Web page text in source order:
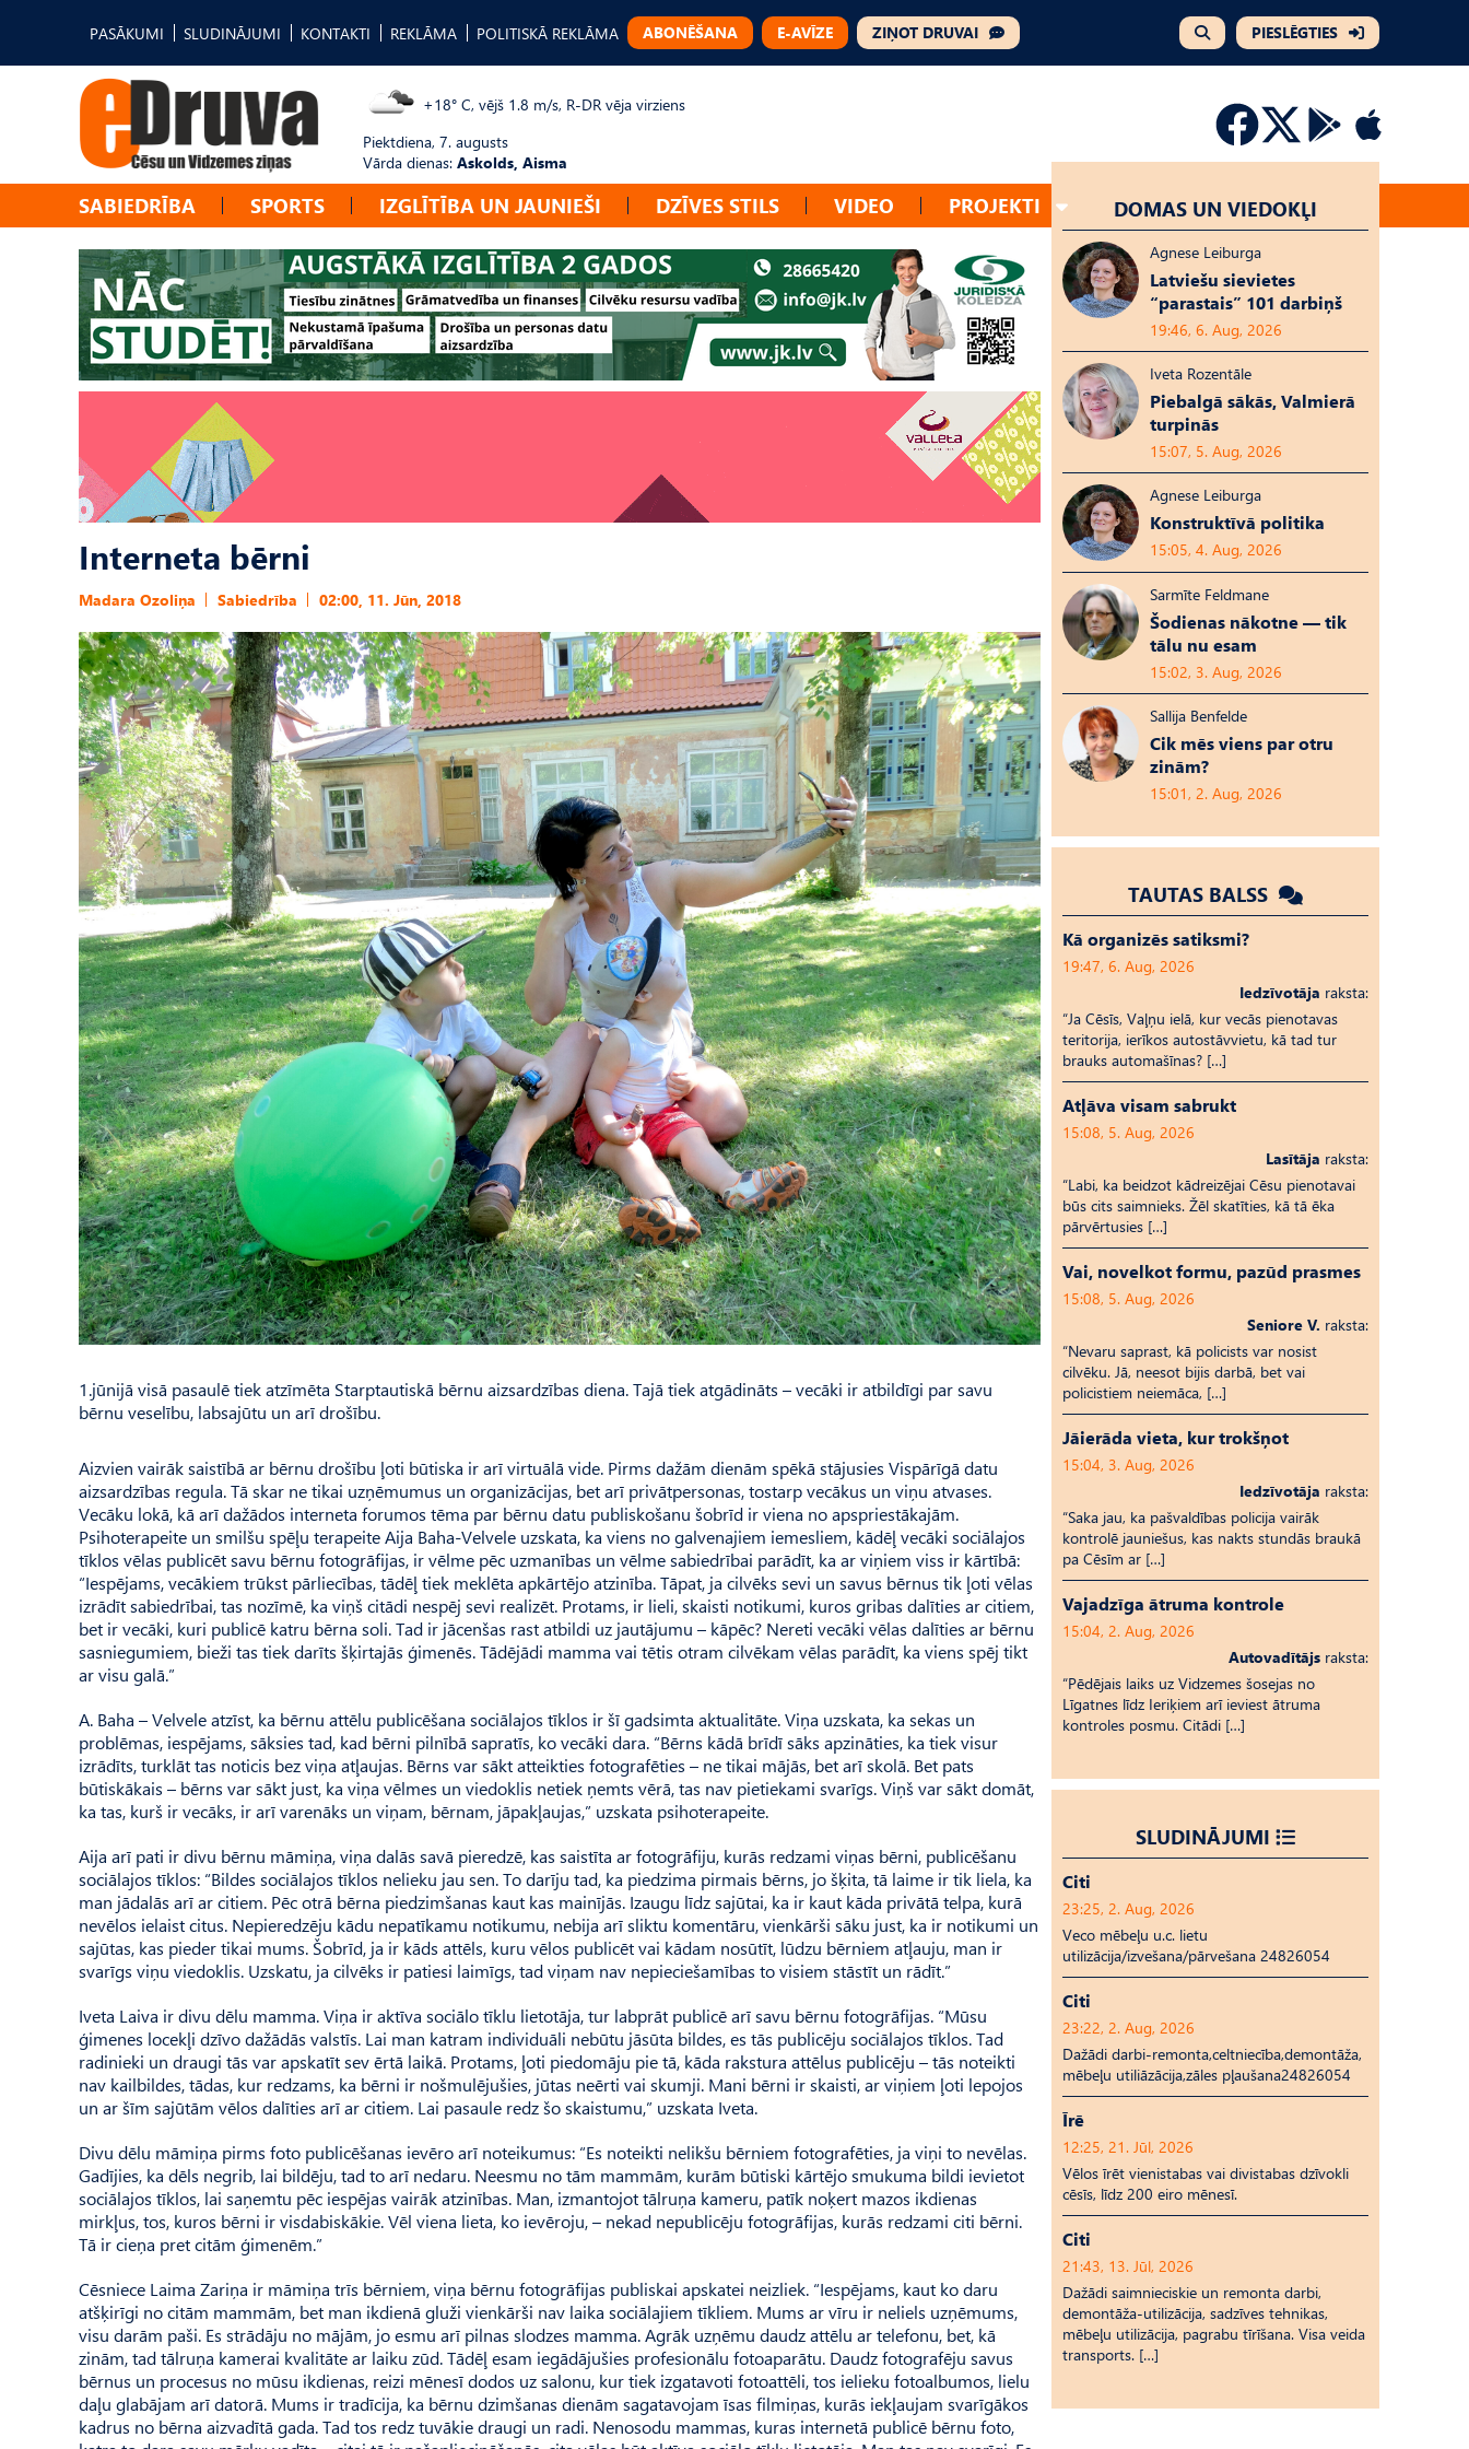
PASĀKUMI SLUDINĀJUMI KONTAKTI REKLĀMA POLITISKĀ REKLĀMA ABONĒŠANA E-AVĪZE ZIŅOT DRUVAI PIESLĒGTIES
+18° C, vējš 1.8 m/s, R-DR vēja virziens
Piektdiena, 7. augusts
Vārda dienas: Askolds, Aisma
SABIEDRĪBA SPORTS IZGLĪTĪBA UN JAUNIEŠI DZĪVES STILS VIDEO PROJEKTI
Interneta bērni
Madara Ozoliņa Sabiedrība 02:00, 11. Jūn, 2018
1.jūnijā visā pasaulē tiek atzīmēta Starptautiskā bērnu aizsardzības diena. Tajā tiek atgādināts – vecāki ir atbildīgi par savu
bērnu veselību, labsajūtu un arī drošību.
Aizvien vairāk saistībā ar bērnu drošību ļoti būtiska ir arī virtuālā vide. Pirms dažām dienām spēkā stājusies Vispārīgā datu
aizsardzības regula. Tā skar ne tikai uzņēmumus un organizācijas, bet arī privātpersonas, tostarp vecākus un viņu atvases.
Vecāku lokā, kā arī dažādos interneta forumos tēma par bērnu datu publiskošanu šobrīd ir viena no apspriestākajām.
Psihoterapeite un smilšu spēļu terapeite Aija Baha-Velvele uzskata, ka viens no galvenajiem iemesliem, kādēļ vecāki sociālajos
tīklos vēlas publicēt savu bērnu fotogrāfijas, ir vēlme pēc uzmanības un vēlme sabiedrībai parādīt, ka ar viņiem viss ir kārtībā:
“Iespējams, vecākiem trūkst pārliecības, tādēļ tiek meklēta apkārtējo atzinība. Tāpat, ja cilvēks sevi un savus bērnus tik ļoti vēlas
izrādīt sabiedrībai, tas nozīmē, ka viņš citādi nespēj sevi realizēt. Protams, ir lieli, skaisti notikumi, kuros gribas dalīties ar citiem,
bet ir vecāki, kuri publicē katru bērna soli. Tad ir jācenšas rast atbildi uz jautājumu – kāpēc? Nereti vecāki vēlas dalīties ar bērnu
sasniegumiem, bieži tas tiek darīts šķirtajās ģimenēs. Tādējādi mamma vai tētis otram cilvēkam vēlas parādīt, ka viens spēj tikt
ar visu galā.”
A. Baha – Velvele atzīst, ka bērnu attēlu publicēšana sociālajos tīklos ir šī gadsimta aktualitāte. Viņa uzskata, ka sekas un
problēmas, iespējams, sāksies tad, kad bērni pilnībā sapratīs, ko vecāki dara. “Bērns kādā brīdī sāks apzināties, ka tiek visur
izrādīts, turklāt tas noticis bez viņa atļaujas. Bērns var sākt atteikties fotografēties – ne tikai mājās, bet arī skolā. Bet pats
būtiskākais – bērns var sākt just, ka viņa vēlmes un viedoklis netiek ņemts vērā, tas nav pietiekami svarīgs. Viņš var sākt domāt,
ka tas, kurš ir vecāks, ir arī varenāks un viņam, bērnam, jāpakļaujas,” uzskata psihoterapeite.
Aija arī pati ir divu bērnu māmiņa, viņa dalās savā pieredzē, kas saistīta ar fotogrāfiju, kurās redzami viņas bērni, publicēšanu
soci­ālajos tīklos: “Bildes sociālajos tīklos nelieku jau sen. To darīju tad, ka piedzima pirmais bērns, jo šķita, tā laime ir tik liela, ka
man jādalās arī ar citiem. Pēc otrā bērna piedzimšanas kaut kas mainījās. Izaugu līdz sajūtai, ka ir kaut kāda privātā telpa, kurā
nevēlos ielaist citus. Nepieredzēju kādu nepatīkamu notikumu, nebija arī sliktu komentāru, vienkārši sāku just, ka ir notikumi un
sajūtas, kas pieder tikai mums. Šobrīd, ja ir kāds attēls, kuru vēlos publicēt vai kādam nosūtīt, lūdzu bērniem atļauju, man ir
svarīgs viņu viedoklis. Uzskatu, ja cilvēks ir patiesi laimīgs, tad viņam nav nepieciešamības to visiem stāstīt un rādīt.”
Iveta Laiva ir divu dēlu mamma. Viņa ir aktīva sociālo tīklu lietotāja, tur labprāt publicē arī savu bērnu fotogrāfijas. “Mūsu
ģimenes locekļi dzīvo dažādās valstīs. Lai man katram individuāli nebūtu jāsūta bildes, es tās publicēju sociālajos tīklos. Tad
radinieki un draugi tās var apskatīt sev ērtā laikā. Protams, ļoti piedomāju pie tā, kāda rakstura attēlus publicēju – tās noteikti
nav kailbildes, tādas, kur redzams, ka bērni ir nošmulējušies, jūtas neērti vai skumji. Mani bērni ir skaisti, ar viņiem ļoti lepojos
un ar šīm sajūtām vēlos dalīties arī ar citiem. Lai pasaule redz šo skaistumu,” uzskata Iveta.
Divu dēlu māmiņa pirms foto publicēšanas ievēro arī noteikumus: “Es noteikti nelikšu bērniem fotografēties, ja viņi to nevēlas.
Gadījies, ka dēls negrib, lai bildēju, tad to arī nedaru. Neesmu no tām mammām, kurām būtiski kārtējo smukuma bildi ievietot
sociālajos tīklos, lai saņemtu pēc iespējas vairāk atzinības. Man, izmantojot tālruņa kameru, patīk noķert mazos ikdienas
mirkļus, tos, kuros bērni ir visdabiskākie. Vēl viena lieta, ko ievēroju, – nekad nepublicēju fotogrāfijas, kurās redzami citi bērni.
Tā ir cieņa pret citām ģimenēm.”
Cēsniece Laima Zariņa ir māmiņa trīs bērniem, viņa bērnu fotogrāfijas publiskai apskatei neizliek. “Iespējams, kaut ko daru
atšķirīgi no citām mammām, bet man ikdienā gluži vienkārši nav laika sociālajiem tīkliem. Mums ar vīru ir neliels uzņēmums,
visu darām paši. Es strādāju no mājām, jo esmu arī pilnas slodzes mamma. Agrāk uzņēmu daudz attēlu ar telefonu, bet, kā
zinām, tad tālruņa kamerai kvalitāte ar laiku zūd. Tādēļ esam iegādājušies profesionālu fotoaparātu. Daudz foto­grafēju savus
bērnus un procesus no mūsu ikdienas, reizi mēnesī dodos uz salonu, kur tiek izgatavoti fotoattēli, tos ielieku fotoalbumos, lielu
daļu glabājam arī datorā. Mums ir tradīcija, ka bērnu dzimšanas dienām sagatavojam īsas filmiņas, kurās iekļaujam svarīgākos
kadrus no bērna aizvadītā gada. Tad tos redz tuvākie draugi un radi. Nenosodu mammas, kuras internetā publicē bērnu foto,
DOMAS UN VIEDOKĻI
Agnese Leiburga
Latviešu sievietes
“parastais” 101 darbiņš
19:46, 6. Aug, 2026
Iveta Rozentāle
Piebalgā sākās, Valmierā
turpinās
15:07, 5. Aug, 2026
Agnese Leiburga
Konstruktīvā politika
15:05, 4. Aug, 2026
Sarmīte Feldmane
Šodienas nākotne — tik
tālu nu esam
15:02, 3. Aug, 2026
Sallija Benfelde
Cik mēs viens par otru
zinām?
15:01, 2. Aug, 2026
TAUTAS BALSS
Kā organizēs satiksmi?
19:47, 6. Aug, 2026
Iedzīvotāja raksta:
“Ja Cēsīs, Vaļņu ielā, kur vecās pienotavas
teritorija, ierīkos autostāvvietu, kā tad tur
brauks automašīnas? […]
Atļāva visam sabrukt
15:08, 5. Aug, 2026
Lasītāja raksta:
“Labi, ka beidzot kādreizējai Cēsu pienotavai
būs cits saimnieks. Žēl skatīties, kā tā ēka
pārvērtusies […]
Vai, novelkot formu, pazūd prasmes
15:08, 5. Aug, 2026
Seniore V. raksta:
“Nevaru saprast, kā policists var nosist
cilvēku. Jā, neesot bijis darbā, bet vai
policistiem neiemāca, […]
Jāierāda vieta, kur trokšņot
15:04, 3. Aug, 2026
Iedzīvotāja raksta:
“Saka jau, ka pašvaldības policija vairāk
kontrolē jauniešus, kas nakts stundās braukā
pa Cēsīm ar […]
Vajadzīga ātruma kontrole
15:04, 2. Aug, 2026
Autovadītājs raksta:
“Pēdējais laiks uz Vid­ze­mes šosejas no
Līgatnes līdz Ieriķiem arī ieviest ātruma
kontroles posmu. Citādi […]
SLUDINĀJUMI
Citi
23:25, 2. Aug, 2026
Veco mēbeļu u.c. lietu
utilizācija/izvešana/pārvešana 24826054
Citi
23:22, 2. Aug, 2026
Dažādi darbi-remonta,celtniecība,demontāža,
mēbeļu utiliāzācija,zāles pļaušana24826054
Īrē
12:25, 21. Jūl, 2026
Vēlos īrēt vienistabas vai divistabas dzīvokli
cēsīs, līdz 200 eiro mēnesī.
Citi
21:43, 13. Jūl, 2026
Dažādi saimnieciskie un remonta darbi,
demontāža-utilizācija, sadzīves tehnikas,
mēbeļu utilizācija, pagrabu tīrīšana. Visa veida
transports. […]